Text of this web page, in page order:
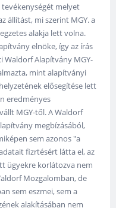
melyet
állítást, mi szerint MGY. a
alakja lett volna.
elnöke, így az írás
Waldorf Alapítvány MGY-
mint alapítványi
elősegítése lett
eredményes
MGY-től. A Waldorf
megbízásából,
sem azonos "a
fizrtésért látta el, az
ügyekre korlátozva nem
Mozgalomban, de
sem eszmei, sem a
alakításában nem